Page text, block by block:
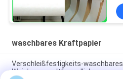
waschbares Kraftpapier
Verschleißfestigkeits-
Weiche umweltfreundlich